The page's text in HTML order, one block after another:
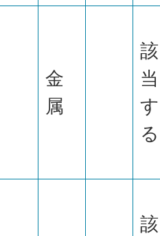
金
属
該
当
す
る
該